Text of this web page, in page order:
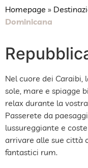
Homepage »
Dominicana
Nel cuore dei Caraibi,
sole, mare e spiagge
relax durante la
Passerete da
lussureggiante e
arrivare alle sue città
fantastici rum.